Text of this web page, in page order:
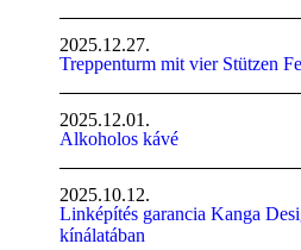
Treppenturm mit vier Stützen
2025.12.27.
Alkoholos kávé
2025.12.01.
Linképítés garancia Kanga
kínálatában
2025.10.12.